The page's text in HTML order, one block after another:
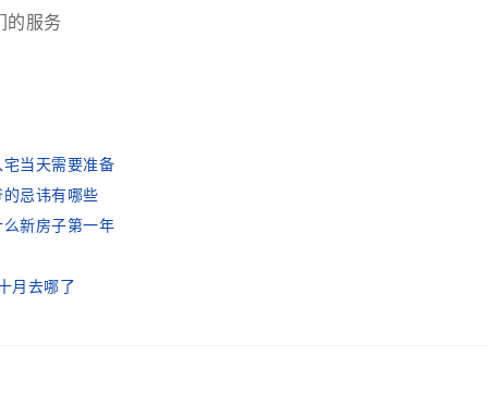
的服务
当天需要准备
忌讳有哪些
新房子第一年
月去哪了